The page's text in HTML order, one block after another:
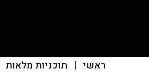
ראשי | תוכניות מלאות